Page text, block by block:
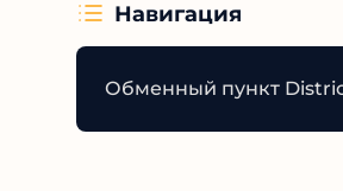
Навигация
Обменный пункт